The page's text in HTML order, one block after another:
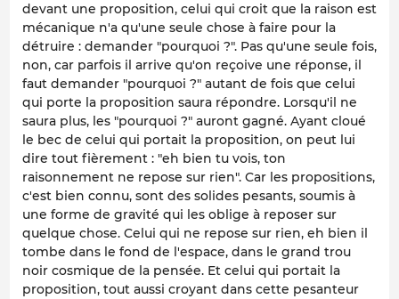
devant une proposition, celui qui croit que la raison est
mécanique n'a qu'une seule chose à faire pour la
détruire : demander "pourquoi ?". Pas qu'une seule fois,
non, car parfois il arrive qu'on reçoive une réponse, il
faut demander "pourquoi ?" autant de fois que celui
qui porte la proposition saura répondre. Lorsqu'il ne
saura plus, les "pourquoi ?" auront gagné. Ayant cloué
le bec de celui qui portait la proposition, on peut lui
dire tout fièrement : "eh bien tu vois, ton
raisonnement ne repose sur rien". Car les propositions,
c'est bien connu, sont des solides pesants, soumis à
une forme de gravité qui les oblige à reposer sur
quelque chose. Celui qui ne repose sur rien, eh bien il
tombe dans le fond de l'espace, dans le grand trou
noir cosmique de la pensée. Et celui qui portait la
proposition, tout aussi croyant dans cette pesanteur